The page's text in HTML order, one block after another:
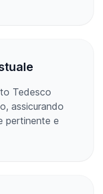
Tedesco
assicurando
pertinente e